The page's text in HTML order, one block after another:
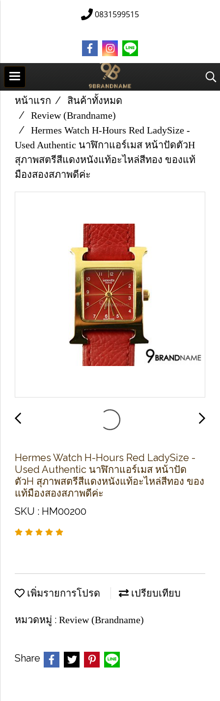
0831599515
หน้าแรก
สินค้าทั้งหมด
Review (Brandname)
Hermes Watch H-Hours Red LadySize -
Used Authentic นาฬิกาแอร์เมส หน้าปัดตัวH
สุภาพสตรีสีแดงหนังแท้อะไหล่สีทอง ของแท้
มืองสองสภาพดีค่ะ
Hermes Watch H-Hours Red LadySize -
Used Authentic นาฬิกาแอร์เมส หน้าปัด
ตัวH สุภาพสตรีสีแดงหนังแท้อะไหล่สีทอง ของ
แท้มืองสองสภาพดีค่ะ
SKU : HM00200
เพิ่มรายการโปรด เปรียบเทียบ
หมวดหมู่ : Review (Brandname)
Share